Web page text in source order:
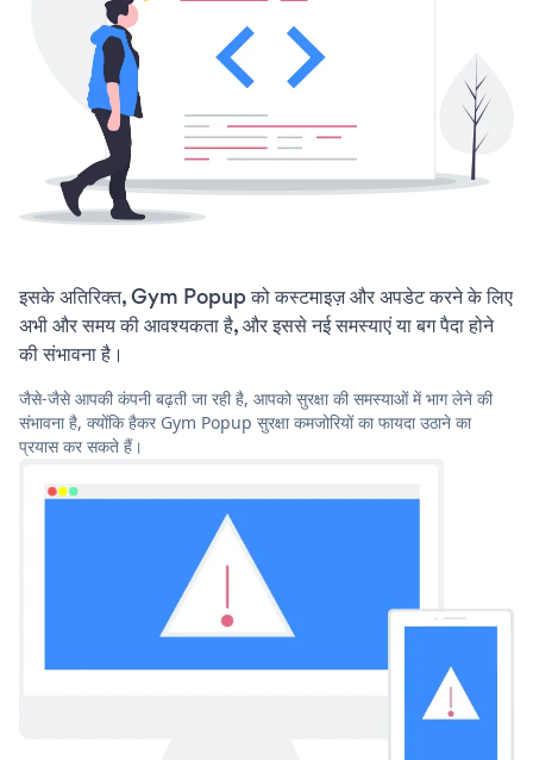
इसके अतिरिक्त, Gym Popup को कस्टमाइज़ और अपडेट करने के लिए
अभी और समय की आवश्यकता है, और इससे नई समस्याएं या बग पैदा होने
की संभावना है।
जैसे-जैसे आपकी कंपनी बढ़ती जा रही है, आपको सुरक्षा की समस्याओं में भाग लेने की
संभावना है, क्योंकि हैकर Gym Popup सुरक्षा कमजोरियों का फायदा उठाने का
प्रयास कर सकते हैं।